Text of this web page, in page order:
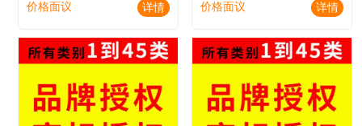
价格面议 详情
价格面议
详情